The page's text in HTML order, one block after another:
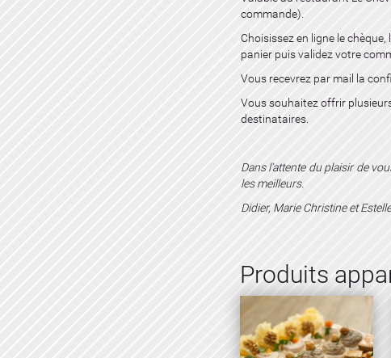
commande).
Choisissez en ligne le
panier puis validez votre
Vous recevrez par mail la
Vous souhaitez offrir
destinataires.
Dans l’attente du plaisir de
les meilleurs.
Didier, Marie Christine et
Produits